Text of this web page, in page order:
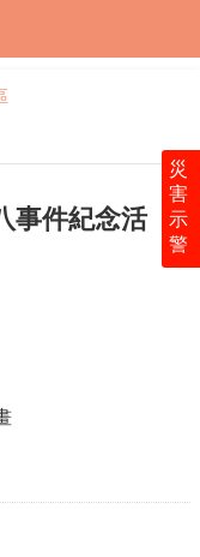
災
害
示
警
事件紀念活